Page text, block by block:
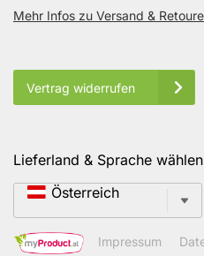
Mehr Infos zu Versand &
Vertrag widerrufen
Lieferland & Sprache
SpracheÖsterreich
Impressum